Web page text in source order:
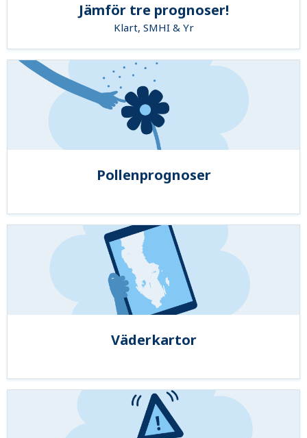
Jämför tre prognoser!
Klart, SMHI & Yr
Pollenprognoser
Väderkartor